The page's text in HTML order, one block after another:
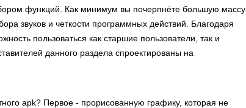
функций. Как минимум вы почерпнёте большую массу
звуков и четкости программных действий. Благодаря
пользоваться как старшие пользователи, так и
данного раздела спроектированы на
apk? Первое - прорисованную графику, которая не